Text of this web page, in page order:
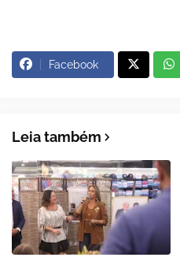
Facebook
Leia também